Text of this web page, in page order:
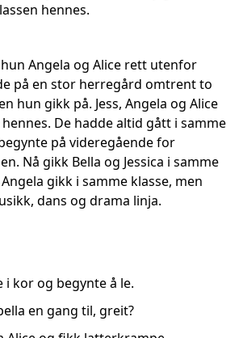
hennes.
Angela og Alice rett utenfor
på en stor herregård omtrent to
hun gikk på. Jess, Angela og Alice
De hadde altid gått i samme
på videregående for
Nå gikk Bella og Jessica i samme
gikk i samme klasse, men
dans og drama linja.
i kor og begynte å le.
en gang til, greit?